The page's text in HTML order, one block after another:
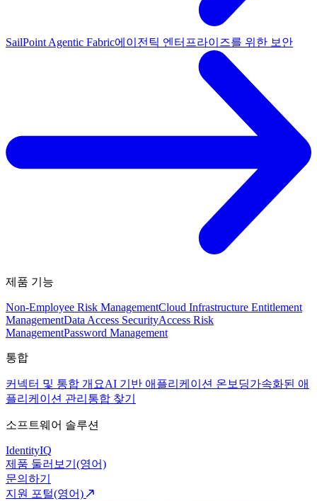
SailPoint Agentic Fabric에이전틱 엔터프라이즈를 위한 보안
제품 기능
Non-Employee Risk ManagementCloud Infrastructure Entitlement
ManagementData Access SecurityAccess Risk
ManagementPassword Management
통합
커넥터 및 통합 개요AI 기반 애플리케이션 온보딩가속화된 애
플리케이션 관리 통합 찾기
소프트웨어 솔루션
IdentityIQ
제품 둘러보기(영어)
문의하기
지원 포털(영어)